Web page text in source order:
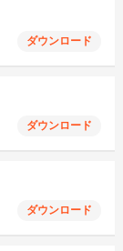
ダウンロード
ダウンロード
ダウンロード